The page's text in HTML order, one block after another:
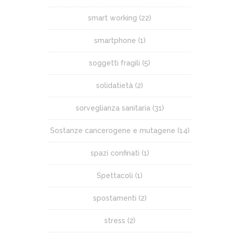
smart working (22)
smartphone (1)
soggetti fragili (5)
solidatietà (2)
sorveglianza sanitaria (31)
Sostanze cancerogene e mutagene (14)
spazi confinati (1)
Spettacoli (1)
spostamenti (2)
stress (2)